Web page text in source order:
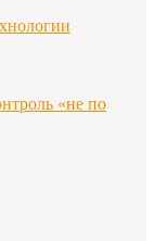
«не по